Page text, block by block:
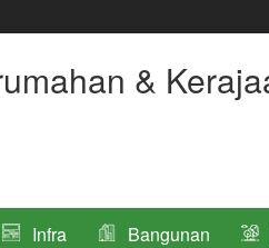
&
Infra Bangunan